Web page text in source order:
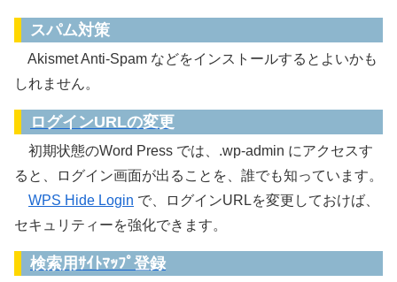
スパム対策
Akismet Anti-Spam などをインストールするとよいかも
しれません。
ログインURLの変更
初期状態のWord Press では、.wp-admin にアクセスす
ると、ログイン画面が出ることを、誰でも知っています。
WPS Hide Login で、ログインURLを変更しておけば、
セキュリティーを強化できます。
検索用ｻｲﾄﾏｯﾌﾟ登録